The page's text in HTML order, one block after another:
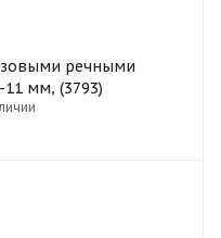
речными
мм, (3793)